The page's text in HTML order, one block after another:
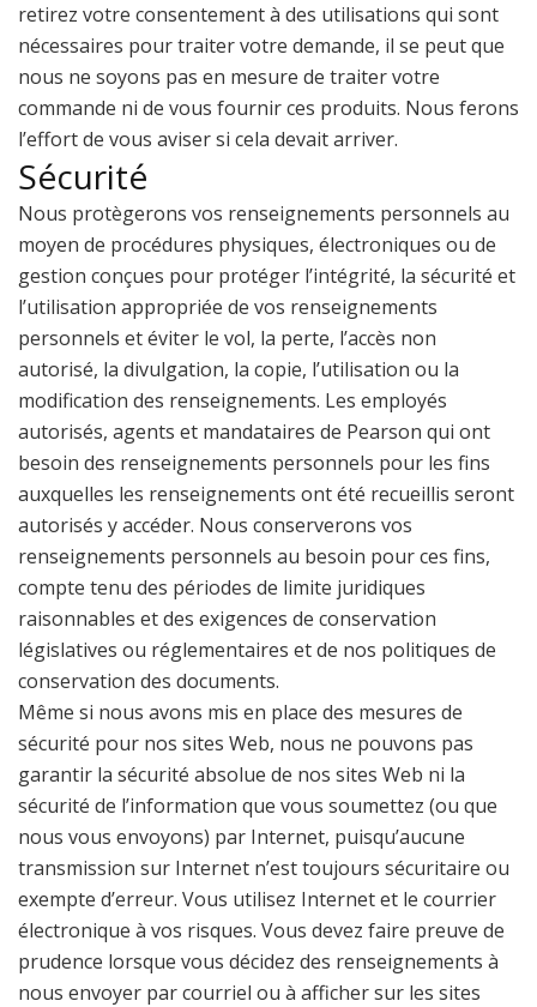
retirez votre consentement à des utilisations qui sont
nécessaires pour traiter votre demande, il se peut que
nous ne soyons pas en mesure de traiter votre
commande ni de vous fournir ces produits. Nous ferons
l’effort de vous aviser si cela devait arriver.
Sécurité
Nous protègerons vos renseignements personnels au
moyen de procédures physiques, électroniques ou de
gestion conçues pour protéger l’intégrité, la sécurité et
l’utilisation appropriée de vos renseignements
personnels et éviter le vol, la perte, l’accès non
autorisé, la divulgation, la copie, l’utilisation ou la
modification des renseignements. Les employés
autorisés, agents et mandataires de Pearson qui ont
besoin des renseignements personnels pour les fins
auxquelles les renseignements ont été recueillis seront
autorisés y accéder. Nous conserverons vos
renseignements personnels au besoin pour ces fins,
compte tenu des périodes de limite juridiques
raisonnables et des exigences de conservation
législatives ou réglementaires et de nos politiques de
conservation des documents.
Même si nous avons mis en place des mesures de
sécurité pour nos sites Web, nous ne pouvons pas
garantir la sécurité absolue de nos sites Web ni la
sécurité de l’information que vous soumettez (ou que
nous vous envoyons) par Internet, puisqu’aucune
transmission sur Internet n’est toujours sécuritaire ou
exempte d’erreur. Vous utilisez Internet et le courrier
électronique à vos risques. Vous devez faire preuve de
prudence lorsque vous décidez des renseignements à
nous envoyer par courriel ou à afficher sur les sites